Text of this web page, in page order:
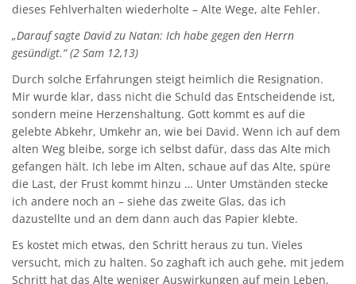
dieses Fehlverhalten wiederholte – Alte Wege, alte Fehler.
„Darauf sagte David zu Natan: Ich habe gegen den Herrn
gesündigt.“ (2 Sam 12,13)
Durch solche Erfahrungen steigt heimlich die Resignation.
Mir wurde klar, dass nicht die Schuld das Entscheidende ist,
sondern meine Herzenshaltung. Gott kommt es auf die
gelebte Abkehr, Umkehr an, wie bei David. Wenn ich auf dem
alten Weg bleibe, sorge ich selbst dafür, dass das Alte mich
gefangen hält. Ich lebe im Alten, schaue auf das Alte, spüre
die Last, der Frust kommt hinzu … Unter Umständen stecke
ich andere noch an – siehe das zweite Glas, das ich
dazustellte und an dem dann auch das Papier klebte.
Es kostet mich etwas, den Schritt heraus zu tun. Vieles
versucht, mich zu halten. So zaghaft ich auch gehe, mit jedem
Schritt hat das Alte weniger Auswirkungen auf mein Leben,